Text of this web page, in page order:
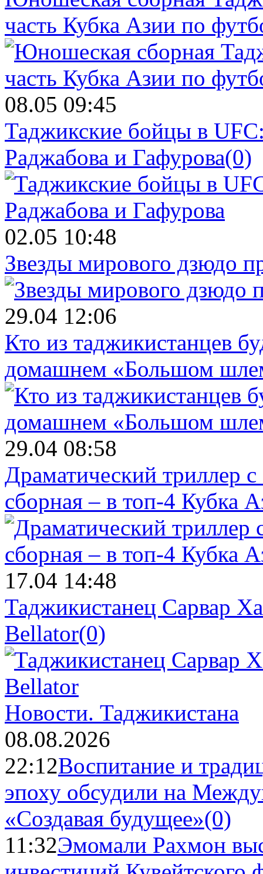
часть Кубка Азии по
08.05 09:45
Таджикские бойцы в
Раджабова и Гафурова(0)
02.05 10:48
Звезды мирового дзюдо
29.04 12:06
Кто из таджикистанцев
домашнем «Большом
29.04 08:58
Драматический триллер
сборная – в топ-4 Кубка
17.04 14:48
Таджикистанец Сарвар
Bellator(0)
Новости. Таджикистана
08.08.2026
22:12Воспитание и
эпоху обсудили на
«Создавая будущее»(0)
11:32Эмомали Рахмон